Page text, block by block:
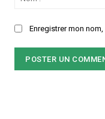
Enregistrer mon